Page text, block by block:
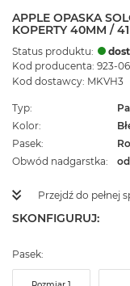
APPLE OPASKA
KOPERTY 40MM /
Status produktu:
Kod producenta: 923-
Kod dostawcy: MKVH3
Typ
Kolor
Pasek
Obwód nadgarstka
Przejdź do pełnej
SKONFIGURUJ:
Pasek: